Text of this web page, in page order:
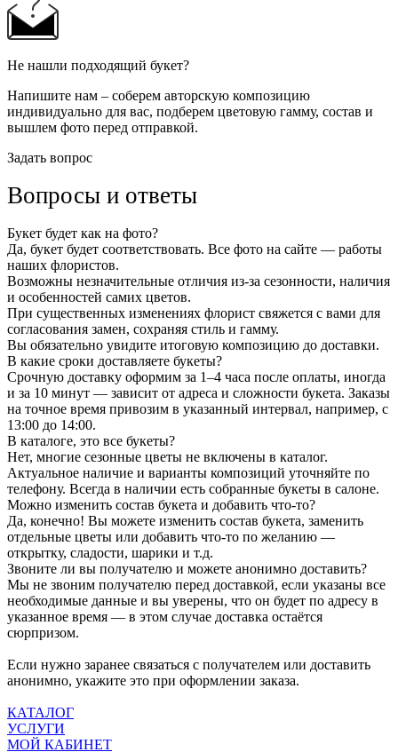
Не нашли подходящий букет?
Напишите нам – соберем авторскую композицию
индивидуально для вас, подберем цветовую гамму, состав и
вышлем фото перед отправкой.
Задать вопрос
Вопросы и ответы
Букет будет как на фото?
Да, букет будет соответствовать. Все фото на сайте — работы
наших флористов.
Возможны незначительные отличия из-за сезонности, наличия
и особенностей самих цветов.
При существенных изменениях флорист свяжется с вами для
согласования замен, сохраняя стиль и гамму.
Вы обязательно увидите итоговую композицию до доставки.
В какие сроки доставляете букеты?
Срочную доставку оформим за 1–4 часа после оплаты, иногда
и за 10 минут — зависит от адреса и сложности букета. Заказы
на точное время привозим в указанный интервал, например, с
13:00 до 14:00.
В каталоге, это все букеты?
Нет, многие сезонные цветы не включены в каталог.
Актуальное наличие и варианты композиций уточняйте по
телефону. Всегда в наличии есть собранные букеты в салоне.
Можно изменить состав букета и добавить что-то?
Да, конечно! Вы можете изменить состав букета, заменить
отдельные цветы или добавить что-то по желанию —
открытку, сладости, шарики и т.д.
Звоните ли вы получателю и можете анонимно доставить?
Мы не звоним получателю перед доставкой, если указаны все
необходимые данные и вы уверены, что он будет по адресу в
указанное время — в этом случае доставка остаётся
сюрпризом.
Если нужно заранее связаться с получателем или доставить
анонимно, укажите это при оформлении заказа.
КАТАЛОГ
УСЛУГИ
МОЙ КАБИНЕТ